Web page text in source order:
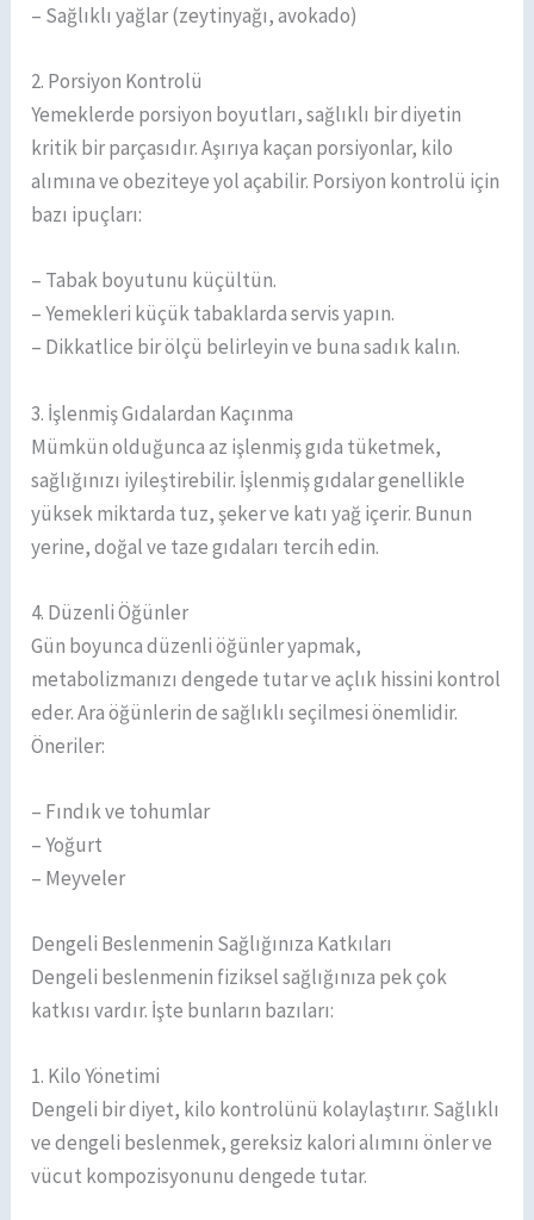
– Sağlıklı yağlar (zeytinyağı, avokado)
2. Porsiyon Kontrolü
Yemeklerde porsiyon boyutları, sağlıklı bir diyetin
kritik bir parçasıdır. Aşırıya kaçan porsiyonlar, kilo
alımına ve obeziteye yol açabilir. Porsiyon kontrolü için
bazı ipuçları:
– Tabak boyutunu küçültün.
– Yemekleri küçük tabaklarda servis yapın.
– Dikkatlice bir ölçü belirleyin ve buna sadık kalın.
3. İşlenmiş Gıdalardan Kaçınma
Mümkün olduğunca az işlenmiş gıda tüketmek,
sağlığınızı iyileştirebilir. İşlenmiş gıdalar genellikle
yüksek miktarda tuz, şeker ve katı yağ içerir. Bunun
yerine, doğal ve taze gıdaları tercih edin.
4. Düzenli Öğünler
Gün boyunca düzenli öğünler yapmak,
metabolizmanızı dengede tutar ve açlık hissini kontrol
eder. Ara öğünlerin de sağlıklı seçilmesi önemlidir.
Öneriler:
– Fındık ve tohumlar
– Yoğurt
– Meyveler
Dengeli Beslenmenin Sağlığınıza Katkıları
Dengeli beslenmenin fiziksel sağlığınıza pek çok
katkısı vardır. İşte bunların bazıları:
1. Kilo Yönetimi
Dengeli bir diyet, kilo kontrolünü kolaylaştırır. Sağlıklı
ve dengeli beslenmek, gereksiz kalori alımını önler ve
vücut kompozisyonunu dengede tutar.